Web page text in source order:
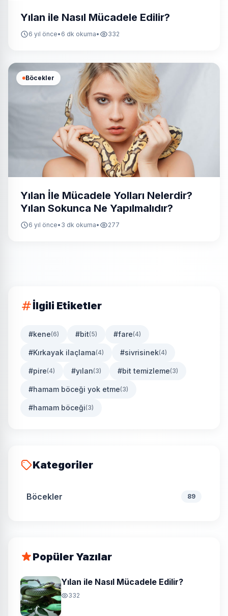
Yılan ile Nasıl Mücadele Edilir?
6 yıl önce• 6 dk okuma• 332
Böcekler
Yılan İle Mücadele Yolları Nelerdir?
Yılan Sokunca Ne Yapılmalıdır?
6 yıl önce• 3 dk okuma• 277
İlgili Etiketler
#kene(6) #bit(5) #fare(4)
#Kırkayak ilaçlama(4) #sivrisinek(4)
#pire(4) #yılan(3) #bit temizleme(3)
#hamam böceği yok etme(3)
#hamam böceği(3)
Kategoriler
Böcekler 89
Popüler Yazılar
Yılan ile Nasıl Mücadele Edilir?
332